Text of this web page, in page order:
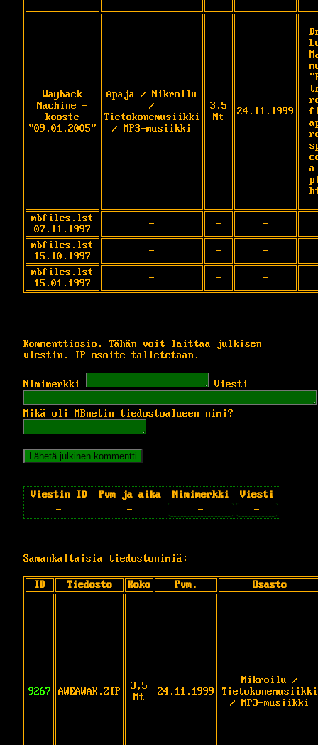
Wayback
Machine -
kooste
"09.01.2005"
Apaja / Mikroilu
/
Tietokonemusiikki
/ MP3-musiikki
3,5
Mt
24.11.1999
mbfiles.lst
07.11.1997
- -
-
mbfiles.lst
15.10.1997
- -
-
mbfiles.lst
15.01.1997
- - -
Kommenttiosio. Tähän voit laittaa julkisen
viestin. IP-osoite talletetaan.
Nimimerkki Viesti
Mikä oli MBnetin tiedostoalueen nimi?
Viestin ID Pvm ja aika Nimimerkki
Viesti
-
- - -
Samankaltaisia tiedostonimiä:
ID Tiedosto Koko Pvm. Osasto
9267 AWEAWAK.ZIP
3,5
Mt
24.11.1999
Mikroilu /
Tietokonemusiikki
/ MP3-musiikki